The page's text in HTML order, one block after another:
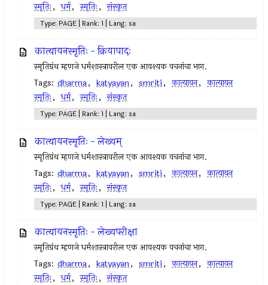
स्मृतिः, धर्म, स्मृतिः, संस्कृत
Type: PAGE | Rank: 1 | Lang: sa
कात्यायनस्मृतिः - क्रियापादः
स्मृतिग्रंथ म्हणजे धर्मशास्त्रावरील एक आवश्यक वचनांचा भाग.
Tags: dharma, katyayan, smriti, कात्यायन, कात्यायन
स्मृतिः, धर्म, स्मृतिः, संस्कृत
Type: PAGE | Rank: 1 | Lang: sa
कात्यायनस्मृतिः - लेख्यम्
स्मृतिग्रंथ म्हणजे धर्मशास्त्रावरील एक आवश्यक वचनांचा भाग.
Tags: dharma, katyayan, smriti, कात्यायन, कात्यायन
स्मृतिः, धर्म, स्मृतिः, संस्कृत
Type: PAGE | Rank: 1 | Lang: sa
कात्यायनस्मृतिः - लेख्यपरीक्षा
स्मृतिग्रंथ म्हणजे धर्मशास्त्रावरील एक आवश्यक वचनांचा भाग.
Tags: dharma, katyayan, smriti, कात्यायन, कात्यायन
स्मृतिः, धर्म, स्मृतिः, संस्कृत